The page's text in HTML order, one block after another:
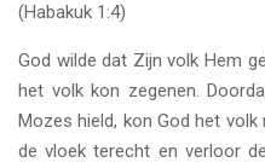
(Habakuk 1:4)
God wilde dat Zijn volk Hem
het volk kon zegenen.
Mozes hield, kon God het
de vloek terecht en verloor